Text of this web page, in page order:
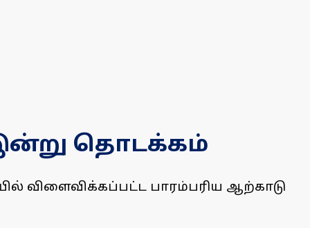
இன்று தொடக்கம்
பாரம்பரிய ஆற்காடு